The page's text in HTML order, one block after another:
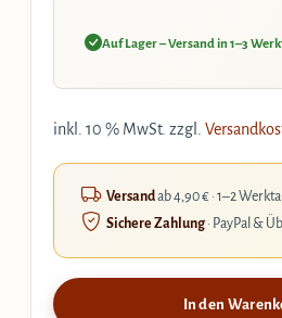
Auf Lager – Versand in 1–3
inkl. 10 % MwSt. zzgl.
Versandab 4,90 € · 1–2
Sichere Zahlung· PayPal &
In den